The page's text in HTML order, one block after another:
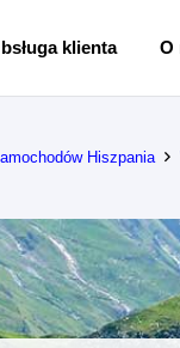
klienta O
Hiszpania